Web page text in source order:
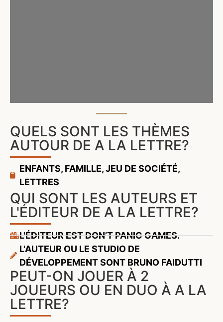
QUELS SONT LES THÈMES
AUTOUR DE A LA LETTRE?
ENFANTS, FAMILLE,JEU DE SOCIÉTÉ,
LETTRES
QUI SONT LES AUTEURS ET
L'ÉDITEUR DE A LA LETTRE?
L'ÉDITEUR EST DON’T PANIC GAMES.
L'AUTEUR OU LE STUDIO DE
DÉVELOPPEMENT SONT BRUNO FAIDUTTI
PEUT-ON JOUER À 2
JOUEURS OU EN DUO À A LA
LETTRE?